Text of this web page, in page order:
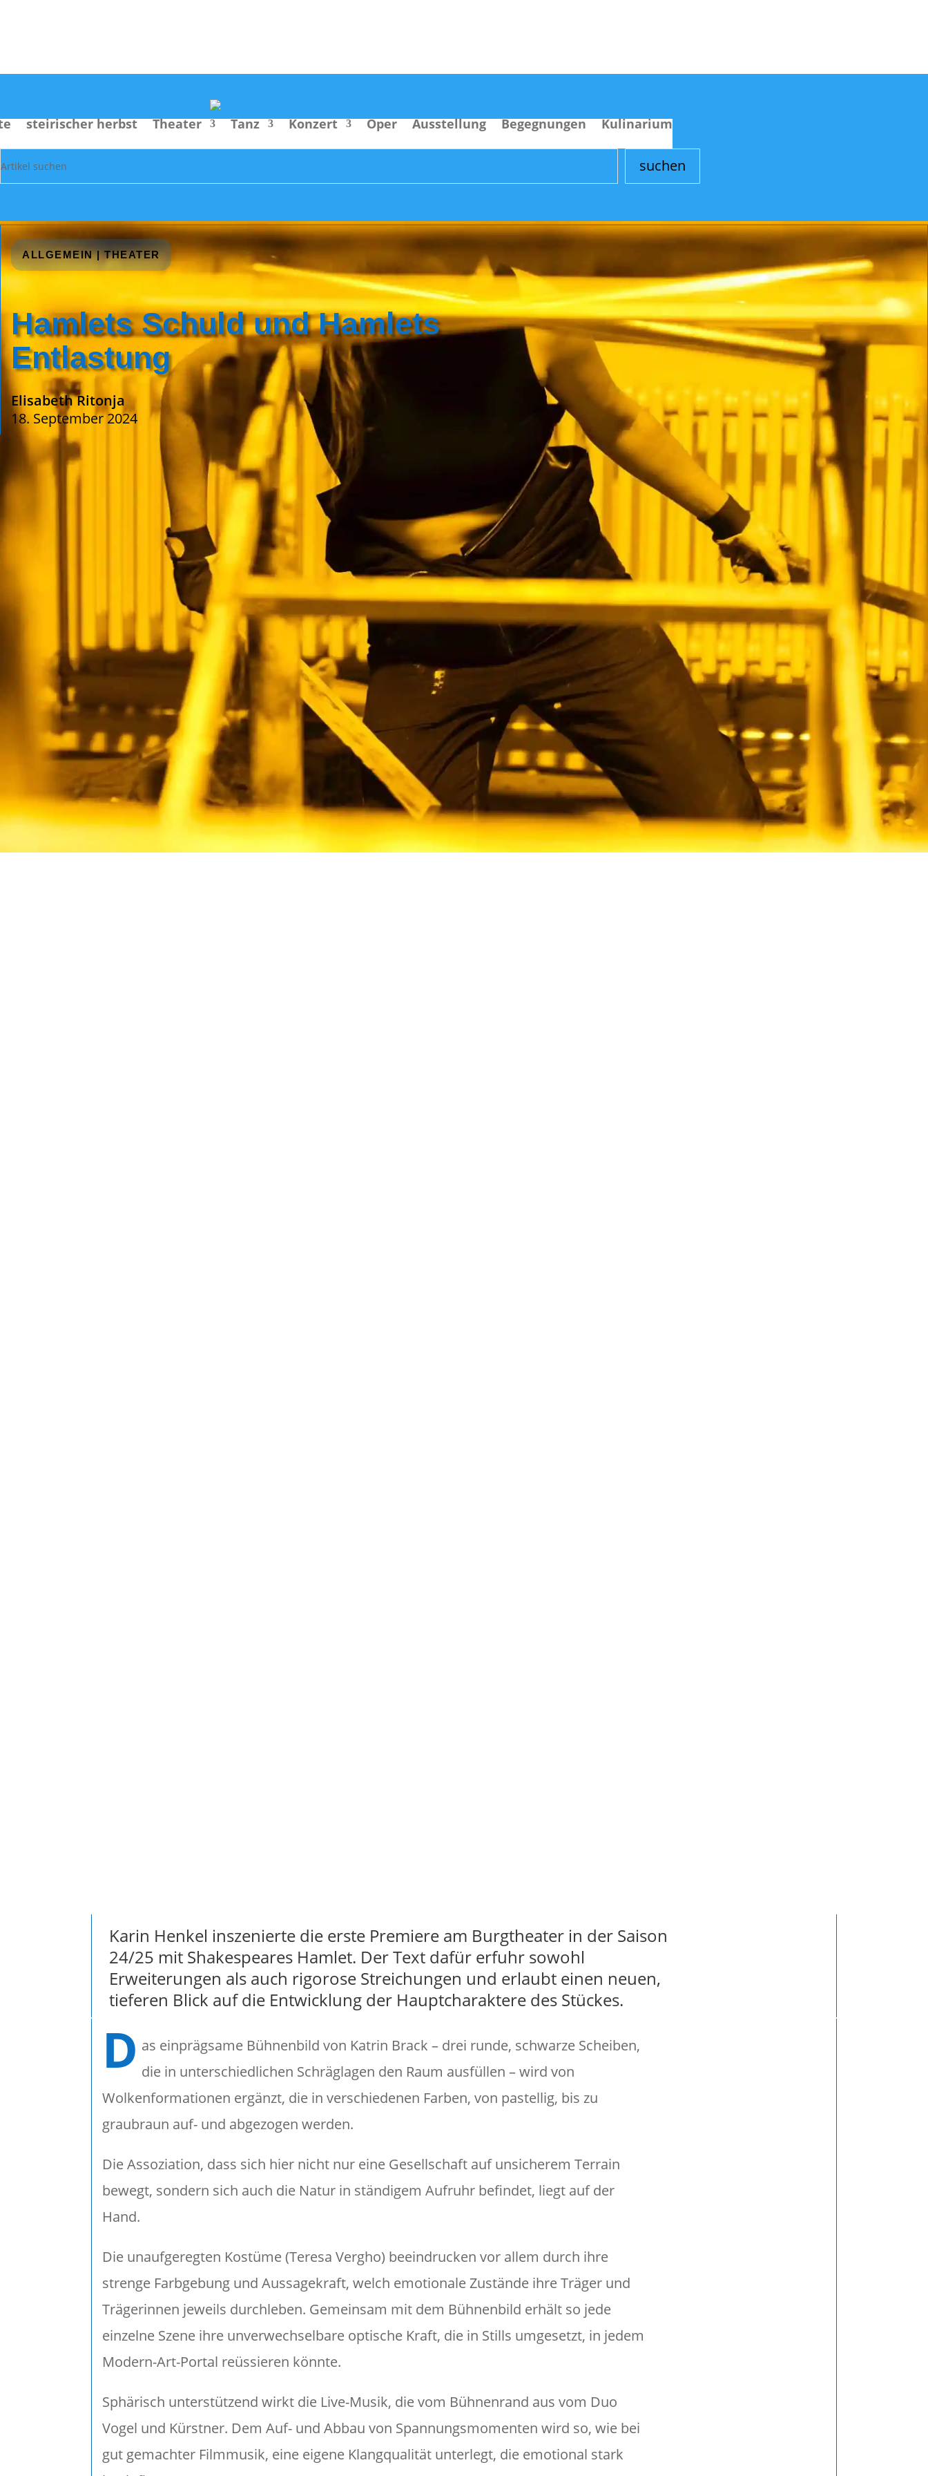
steirischer herbst Theater Tanz Konzert Oper Ausstellung Begegnungen Kulinarium
suchen
ALLGEMEIN|THEATER
Hamlets Schuld und Hamlets
Entlastung
Elisabeth Ritonja
18. September 2024
Karin Henkel inszenierte die erste Premiere am Burgtheater in der Saison
24/25 mit Shakespeares Hamlet. Der Text dafür erfuhr sowohl
Erweiterungen als auch rigorose Streichungen und erlaubt einen neuen,
tieferen Blick auf die Entwicklung der Hauptcharaktere des Stückes.
D as einprägsame Bühnenbild von Katrin Brack – drei runde, schwarze Scheiben,
die in unterschiedlichen Schräglagen den Raum ausfüllen – wird von
Wolkenformationen ergänzt, die in verschiedenen Farben, von pastellig, bis zu
graubraun auf- und abgezogen werden.
Die Assoziation, dass sich hier nicht nur eine Gesellschaft auf unsicherem Terrain
bewegt, sondern sich auch die Natur in ständigem Aufruhr befindet, liegt auf der
Hand.
Die unaufgeregten Kostüme (Teresa Vergho) beeindrucken vor allem durch ihre
strenge Farbgebung und Aussagekraft, welch emotionale Zustände ihre Träger und
Trägerinnen jeweils durchleben. Gemeinsam mit dem Bühnenbild erhält so jede
einzelne Szene ihre unverwechselbare optische Kraft, die in Stills umgesetzt, in jedem
Modern-Art-Portal reüssieren könnte.
Sphärisch unterstützend wirkt die Live-Musik, die vom Bühnenrand aus vom Duo
Vogel und Kürstner. Dem Auf- und Abbau von Spannungsmomenten wird so, wie bei
gut gemachter Filmmusik, eine eigene Klangqualität unterlegt, die emotional stark